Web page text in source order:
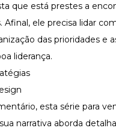
que está prestes a
Afinal, ele precisa lidar
das prioridades e
liderança.
esta série para
narrativa aborda